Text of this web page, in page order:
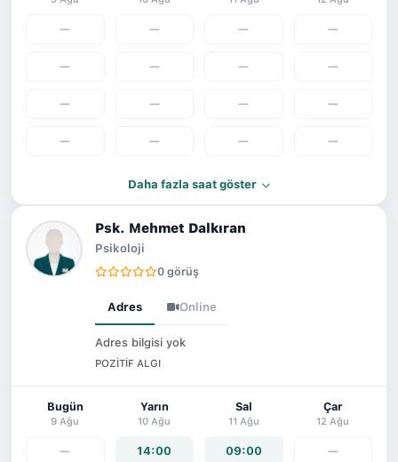
—
—
—
—
—
—
—
—
—
—
—
—
—
—
—
—
Daha fazla saat göster
Psk. Mehmet Dalkıran
Psikoloji
0 görüş
Adres Online
Adres bilgisi yok
POZİTİF ALGI
Bugün
9 Ağu
—
Yarın
10 Ağu
14:00
Sal
11 Ağu
09:00
Çar
12 Ağu
—